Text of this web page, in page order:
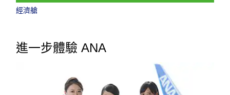
經濟艙
進一步體驗 ANA